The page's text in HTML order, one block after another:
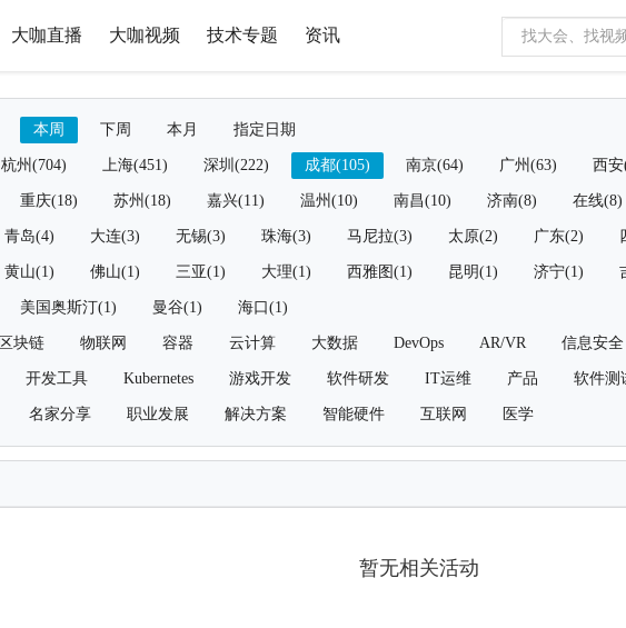
大咖直播 大咖视频 技术专题 资讯
本周 下周 本月 指定日期
杭州(704) 上海(451) 深圳(222) 成都(105) 南京(64) 广州(63) 西安
重庆(18) 苏州(18) 嘉兴(11) 温州(10) 南昌(10) 济南(8) 在线(8)
青岛(4) 大连(3) 无锡(3) 珠海(3) 马尼拉(3) 太原(2) 广东(2)
黄山(1) 佛山(1) 三亚(1) 大理(1) 西雅图(1) 昆明(1) 济宁(1)
美国奥斯汀(1) 曼谷(1) 海口(1)
区块链 物联网 容器 云计算 大数据 DevOps AR/VR 信息安全
开发工具 Kubernetes 游戏开发 软件研发 IT运维 产品 软件测
名家分享 职业发展 解决方案 智能硬件 互联网 医学
暂无相关活动